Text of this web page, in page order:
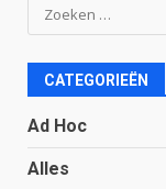
Zoeken
naar:
CATEGORIEËN
Ad Hoc
Alles